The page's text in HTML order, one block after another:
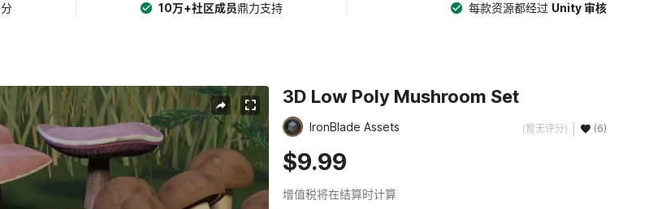
10万+社区成员鼎力支持 每款资源都经过 Unity 审核
3D Low Poly Mushroom Set
IronBlade Assets (暂无评分) (6)
$9.99
增值税将在结算时计算